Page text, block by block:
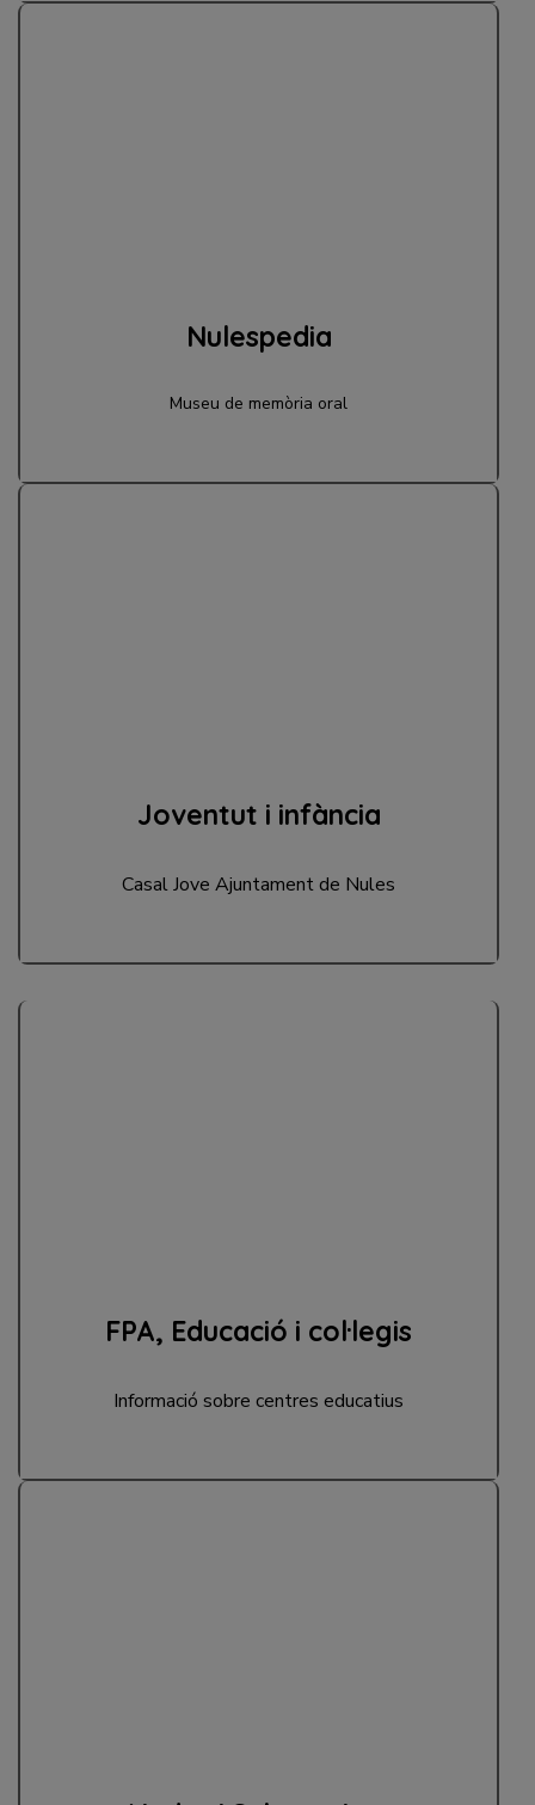
Nulespedia
Museu de memòria oral
Joventut i infància
Casal Jove Ajuntament de Nules
FPA, Educació i col·legis
Informació sobre centres educatius